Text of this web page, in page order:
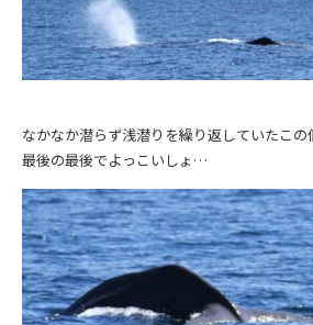
なかなか潜らず浅潜りを繰り返していたこの
最後の最後でよっこいしょ…